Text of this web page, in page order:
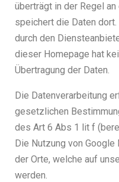
überträgt in der Regel an
speichert die Daten
durch den
dieser Homepage hat
Übertragung der Daten.
Die Datenverarbeitung
gesetzlichen
des Art 6 Abs 1 lit f
Die Nutzung von
der Orte, welche auf
werden.